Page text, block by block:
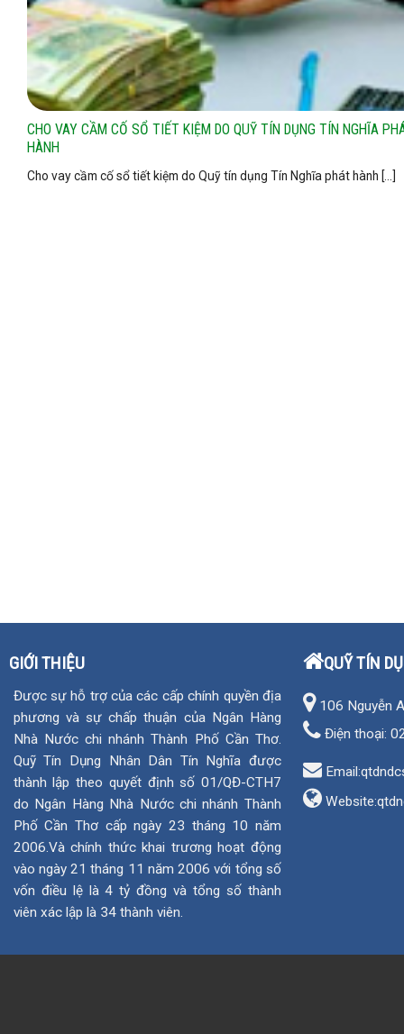
CHO VAY CẦM CỐ SỔ TIẾT KIỆM DO QUỸ TÍN DỤNG TÍN NGHĨA
HÀNH
Cho vay cầm cố sổ tiết kiệm do Quỹ tín dụng Tín Nghĩa phát hành [...]
GIỚI THIỆU
Được sự hỗ trợ của các cấp chính quyền địa
phương và sự chấp thuận của Ngân Hàng
Nhà Nước chi nhánh Thành Phố Cần Thơ.
Quỹ Tín Dụng Nhân Dân Tín Nghĩa được
thành lập theo quyết định số 01/QĐ-CTH7
do Ngân Hàng Nhà Nước chi nhánh Thành
Phố Cần Thơ cấp ngày 23 tháng 10 năm
2006.Và chính thức khai trương hoạt động
vào ngày 21 tháng 11 năm 2006 với tổng số
vốn điều lệ là 4 tỷ đồng và tổng số thành
viên xác lập là 34 thành viên.
QUỸ TÍN
106 Nguyễn
Điện thoại:
Website: